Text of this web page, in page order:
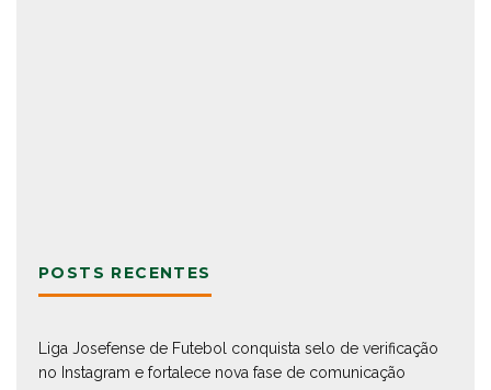
POSTS RECENTES
Liga Josefense de Futebol conquista selo de verificação
no Instagram e fortalece nova fase de comunicação